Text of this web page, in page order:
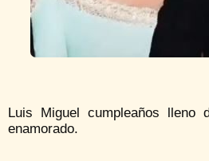
Luis Miguel cumpleaños
enamorado.